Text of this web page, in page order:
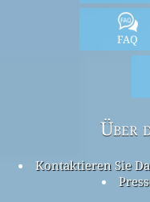
FAQ
Über
Kontaktieren Sie